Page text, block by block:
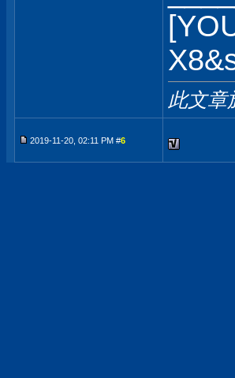
此文
2019-11-20, 02:11 PM #6